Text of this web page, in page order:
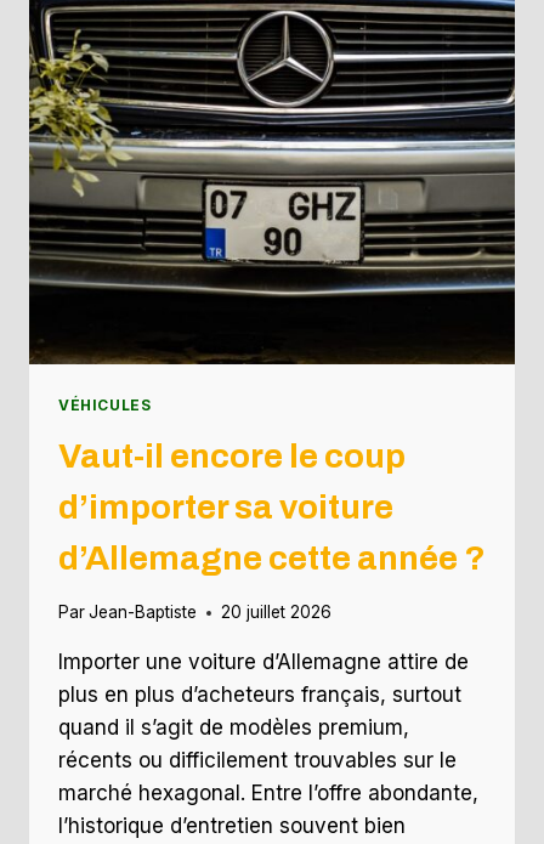
LOI
?
VÉHICULES
Vaut-il encore le coup
d’importer sa voiture
d’Allemagne cette année ?
ParJean-Baptiste 20 juillet 2026
Importer une voiture d’Allemagne attire de
plus en plus d’acheteurs français, surtout
quand il s’agit de modèles premium,
récents ou difficilement trouvables sur le
marché hexagonal. Entre l’offre abondante,
l’historique d’entretien souvent bien